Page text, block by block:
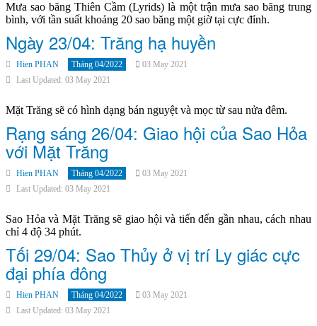
Mưa sao băng Thiên Cầm (Lyrids) là một trận mưa sao băng trung
bình, với tần suất khoảng 20 sao băng một giờ tại cực đỉnh.
Ngày 23/04: Trăng hạ huyền
Hien PHAN Tháng 04/2022
03 May 2021
Last Updated: 03 May 2021
Mặt Trăng sẽ có hình dạng bán nguyệt và mọc từ sau nửa đêm.
Rạng sáng 26/04: Giao hội của Sao Hỏa
với Mặt Trăng
Hien PHAN Tháng 04/2022
03 May 2021
Last Updated: 03 May 2021
Sao Hỏa và Mặt Trăng sẽ giao hội và tiến đến gần nhau, cách nhau
chỉ 4 độ 34 phút.
Tối 29/04: Sao Thủy ở vị trí Ly giác cực
đại phía đông
Hien PHAN Tháng 04/2022
03 May 2021
Last Updated: 03 May 2021